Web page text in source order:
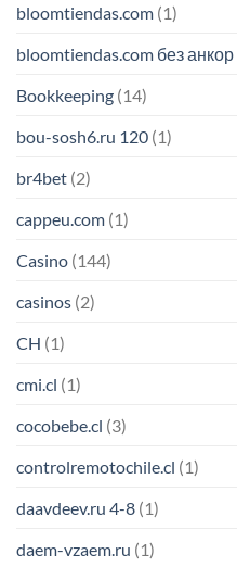
bloomtiendas.com (1)
bloomtiendas.com без анкор
Bookkeeping (14)
bou-sosh6.ru 120 (1)
br4bet (2)
cappeu.com (1)
Casino (144)
casinos (2)
CH (1)
cmi.cl (1)
cocobebe.cl (3)
controlremotochile.cl (1)
daavdeev.ru 4-8 (1)
daem-vzaem.ru (1)